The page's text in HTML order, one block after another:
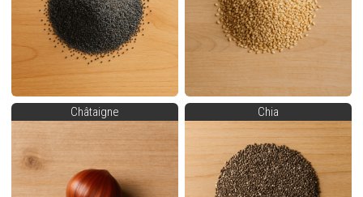
Châtaigne Chia